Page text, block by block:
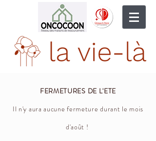
FERMETURES DE L'ETE
Il n'y aura aucune fermeture durant le mois
d'août !